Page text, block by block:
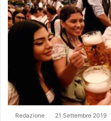
Redazione 21 Settembre 2019